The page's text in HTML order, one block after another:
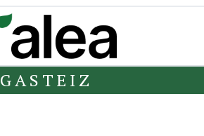
GASTEIZ